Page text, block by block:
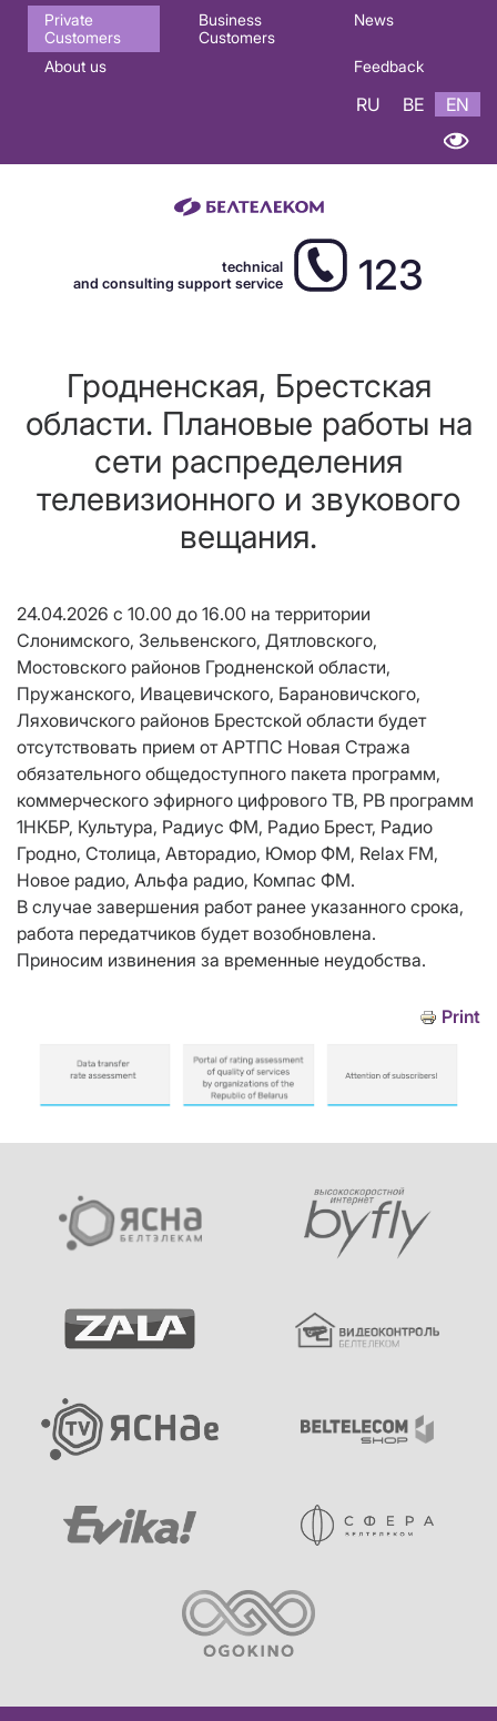
Основная
навигация
Private
Customers
Business
Customers
News
About us Feedback
RU BE EN
technical
and consulting support service
123
Гродненская, Брестская
области. Плановые работы на
сети распределения
телевизионного и звукового
вещания.
24.04.2026 с 10.00 до 16.00 на территории
Слонимского, Зельвенского, Дятловского,
Мостовского районов Гродненской области,
Пружанского, Ивацевичского, Барановичского,
Ляховичского районов Брестской области будет
отсутствовать прием от АРТПС Новая Стража
обязательного общедоступного пакета программ,
коммерческого эфирного цифрового ТВ, РВ программ
1НКБР, Культура, Радиус ФМ, Радио Брест, Радио
Гродно, Столица, Авторадио, Юмор ФМ, Relax FM,
Новое радио, Альфа радио, Компас ФМ.
В случае завершения работ ранее указанного срока,
работа передатчиков будет возобновлена.
Приносим извинения за временные неудобства.
Print